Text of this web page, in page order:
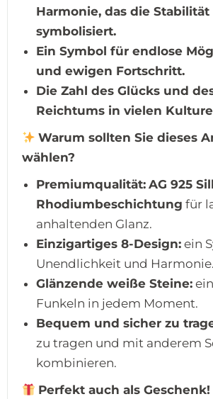
Harmonie, das die
symbolisiert.
Ein Symbol für endlose
und ewigen Fortschritt.
Die Zahl des Glücks und
Reichtums in vielen
Warum sollten Sie dieses
wählen?
Premiumqualität: AG 925
Rhodiumbeschichtung für
anhaltenden Glanz.
Einzigartiges 8-Design: ein
Unendlichkeit und Harmonie.
Glänzende weiße Steine:
Funkeln in jedem Moment.
Bequem und sicher zu
zu tragen und mit anderem
kombinieren.
Perfekt auch als Geschenk!